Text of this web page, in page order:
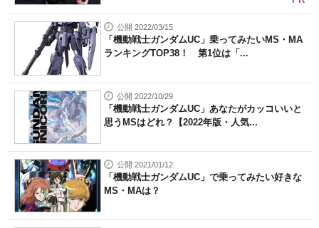
公開 2022/03/15
「機動戦士ガンダムUC」乗ってみたいMS・MA
ランキングTOP38！ 第1位は「...
公開 2022/10/29
「機動戦士ガンダムUC」あなたがカッコいいと
思うMSはどれ？【2022年版・人気...
公開 2021/01/12
「機動戦士ガンダムUC」で乗ってみたい好きな
MS・MAは？